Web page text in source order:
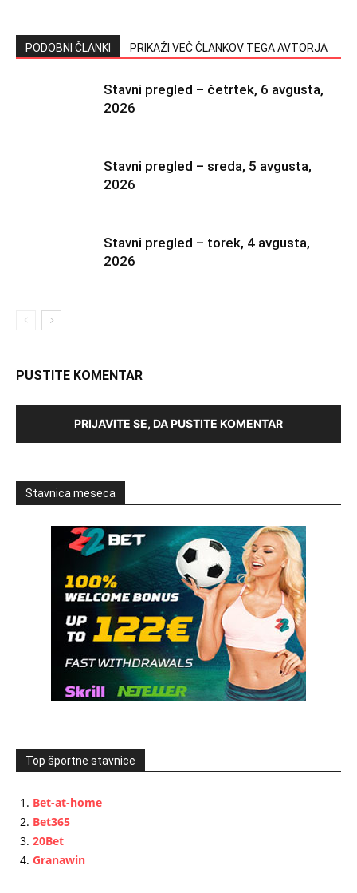
PODOBNI ČLANKI PRIKAŽI VEČ ČLANKOV TEGA AVTORJA
Stavni pregled – četrtek, 6 avgusta,
2026
Stavni pregled – sreda, 5 avgusta,
2026
Stavni pregled – torek, 4 avgusta,
2026
PUSTITE KOMENTAR
PRIJAVITE SE, DA PUSTITE KOMENTAR
Stavnica meseca
Top športne stavnice
Bet-at-home
Bet365
20Bet
Granawin